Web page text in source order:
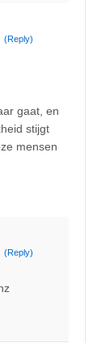
(Reply)
gaat, en
stijgt
mensen
(Reply)